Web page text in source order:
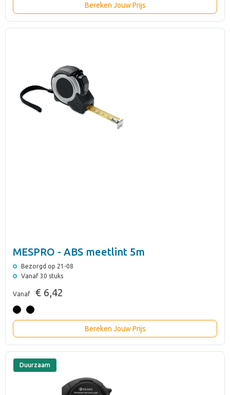
Bereken Jouw Prijs
MESPRO - ABS meetlint 5m
Bezorgd op 21-08
Vanaf 30 stuks
Vanaf € 6,42
Bereken Jouw Prijs
Duurzaam